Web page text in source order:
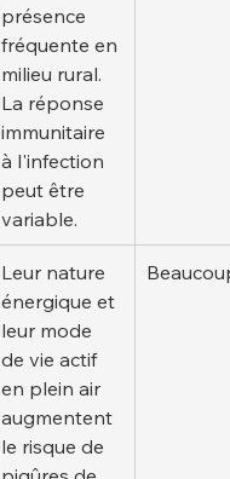
présence
fréquente en
milieu rural.
La réponse
immunitaire
à l'infection
peut être
variable.
Leur nature
énergique et
leur mode
de vie actif
en plein air
augmentent
le risque de
Beaucoup